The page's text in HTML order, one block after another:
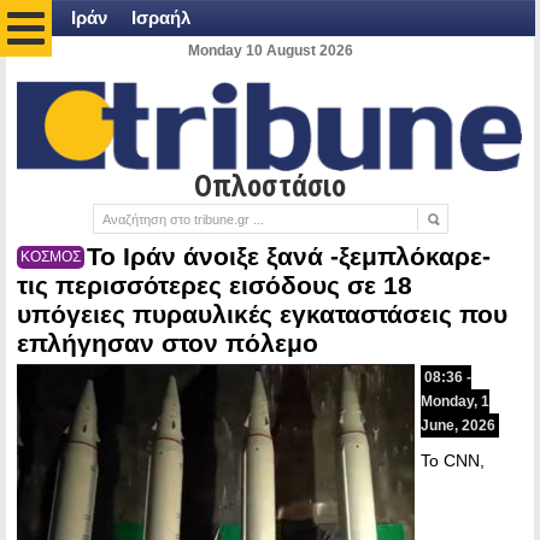
Ιράν Ισραήλ
Monday 10 August 2026
Οπλοστάσιο
ΚΟΣΜΟΣ Το Ιράν άνοιξε ξανά -ξεμπλόκαρε-
τις περισσότερες εισόδους σε 18
υπόγειες πυραυλικές εγκαταστάσεις που
επλήγησαν στον πόλεμο
08:36 -
Monday, 1
June, 2026
Το CNN,